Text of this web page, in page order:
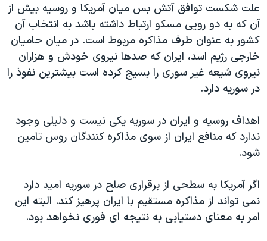
اعتراضات مردمی آبان ۹۸
اسرائیل در جنگ
نرگس محمدی برنده جایزه نوبل صلح
همایش محافظه‌کاران آمریکا «سی‌پک»
سفر پرزیدنت ترامپ به چین
علت شکست توافق آتش بس میان آمریکا و روسیه بیش از
آن که به دو رویی مسکو ارتباط داشته باشد به انتخاب آن
کشور به عنوان طرف مذاکره مربوط است. در میان حامیان
خارجی رژیم اسد، ایران که صدها نیروی خودش و هزاران
نیروی شیعه غیر سوری را بسیج کرده است بیشترین نفوذ را
در سوریه دارد.
اهداف روسیه و ایران در سوریه یکی نیست و دلیلی وجود
ندارد که منافع ایران از سوی مذاکره کنندگان روس تامین
شود.
اگر آمریکا به سطحی از برقراری صلح در سوریه امید دارد
نمی تواند از مذاکره مستقیم با ایران پرهیز کند. البته این
امر به معنای دستیابی به نتیجه ای فوری نخواهد بود.